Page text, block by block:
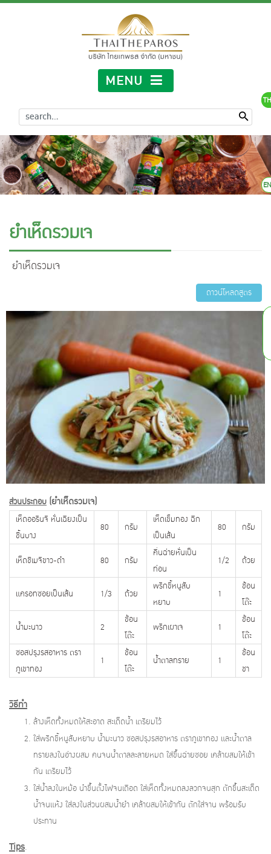
MENU
TH
EN
ยำเห็ดรวมเจ
ยำเห็ดรวมเจ
ดาวน์โหลดสูตร
ส่วนประกอบ (ยำเห็ดรวมเจ)
เห็ดออรินจิ หั่นเฉียงเป็น
ชิ้นบาง
80 กรัม
เห็ดเข็มทอง ฉีก
เป็นเส้น
80 กรัม
เห็ดชิเมจิขาว-ดำ 80 กรัม
คื่นฉ่ายหั่นเป็น
ท่อน
1/2 ถ้วย
แครอทซอยเป็นเส้น 1/3 ถ้วย
พริกขี้หนูสับ
หยาบ
1
ช้อน
โต๊ะ
น้ำมะนาว 2
ช้อน
โต๊ะ
พริกเผาเจ 1
ช้อน
โต๊ะ
ซอสปรุงรสอาหาร ตรา
ภูเขาทอง
1
ช้อน
โต๊ะ
น้ำตาลทราย 1
ช้อน
ชา
วิธีทำ
ล้างเห็ดทั้งหมดให้สะอาด สะเด็ดน้ำ เตรียมไว้
ใส่พริกขี้หนูสับหยาบ น้ำมะนาว ซอสปรุงรสอาหาร ตราภูเขาทอง และน้ำตาล
ทรายลงในอ่างผสม คนจนน้ำตาลละลายหมด ใส่ขึ้นฉ่ายซอย เคล้าผสมให้เข้า
กัน เตรียมไว้
ใส่น้ำลงในหม้อ นำขึ้นตั้งไฟจนเดือด ใส่เห็ดทั้งหมดลงลวกจนสุก ตักขึ้นสะเด็ด
น้ำจนแห้ง ใส่ลงในส่วนผสมน้ำยำ เคล้าผสมให้เข้ากัน ตักใส่จาน พร้อมรับ
ประทาน
Tips.